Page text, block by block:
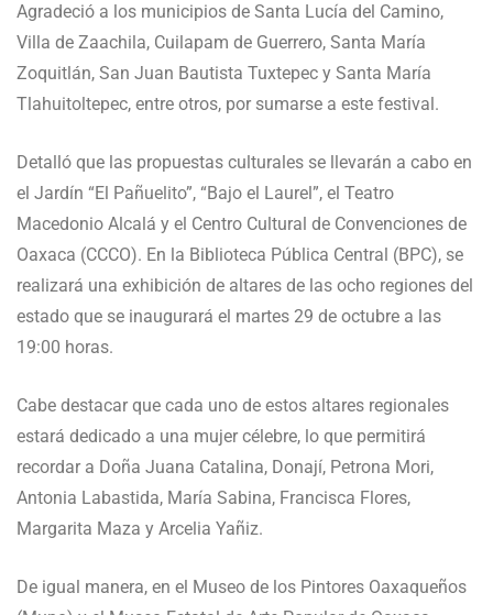
Agradeció a los municipios de Santa Lucía del Camino,
Villa de Zaachila, Cuilapam de Guerrero, Santa María
Zoquitlán, San Juan Bautista Tuxtepec y Santa María
Tlahuitoltepec, entre otros, por sumarse a este festival.
Detalló que las propuestas culturales se llevarán a cabo en
el Jardín “El Pañuelito”, “Bajo el Laurel”, el Teatro
Macedonio Alcalá y el Centro Cultural de Convenciones de
Oaxaca (CCCO). En la Biblioteca Pública Central (BPC), se
realizará una exhibición de altares de las ocho regiones del
estado que se inaugurará el martes 29 de octubre a las
19:00 horas.
Cabe destacar que cada uno de estos altares regionales
estará dedicado a una mujer célebre, lo que permitirá
recordar a Doña Juana Catalina, Donají, Petrona Mori,
Antonia Labastida, María Sabina, Francisca Flores,
Margarita Maza y Arcelia Yañiz.
De igual manera, en el Museo de los Pintores Oaxaqueños